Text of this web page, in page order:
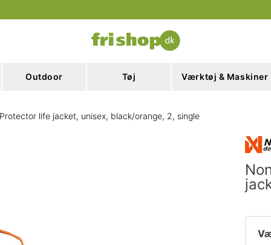
Outdoor Tøj Værktøj & Maskiner
life jacket, unisex, black/orange, 2, single